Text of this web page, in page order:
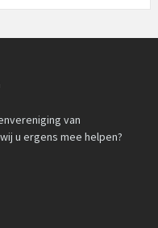
van
u ergens mee helpen?